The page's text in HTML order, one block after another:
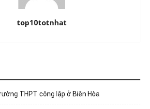
top10totnhat
THPT công lập ở Biên Hòa